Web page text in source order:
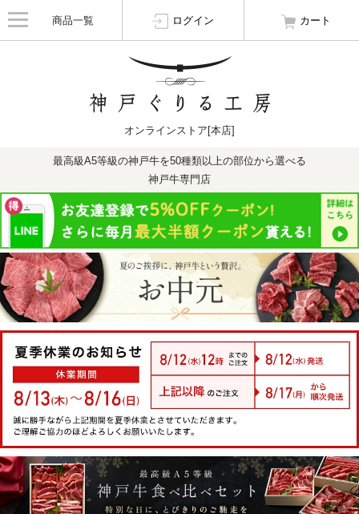
商品一覧 ログイン カート
オンラインストア[本店]
最高級A5等級の神戸牛を50種類以上の部位から選べる
神戸牛専門店